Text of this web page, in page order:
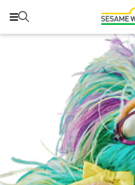
Buscar
Buscar
Healthy Minds and Bodies
Courses and Webinars
Games and Storybooks